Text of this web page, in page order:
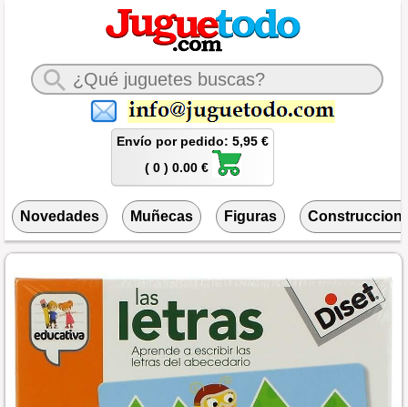
Envío por pedido: 5,95 €
( 0 ) 0.00 €
Novedades Muñecas Figuras